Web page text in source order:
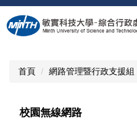
跳
到
主
首頁 網路管理暨行政支援組
校園無線網路